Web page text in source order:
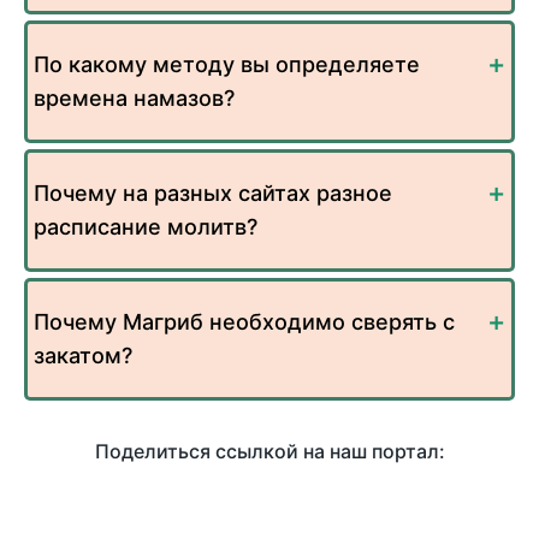
По какому методу вы определяете
времена намазов?
Почему на разных сайтах разное
расписание молитв?
Почему Магриб необходимо сверять с
закатом?
Поделиться ссылкой на наш портал: